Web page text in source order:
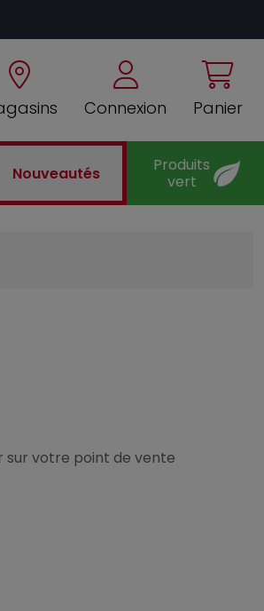
Connexion Panier
Nouveautés
Produits
vert
sur votre point de vente